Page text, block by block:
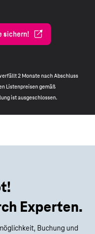
sichern!
2 Monate nach Abschluss
Listenpreisen gemäß
ist ausgeschlossen.
Experten.
Buchung und